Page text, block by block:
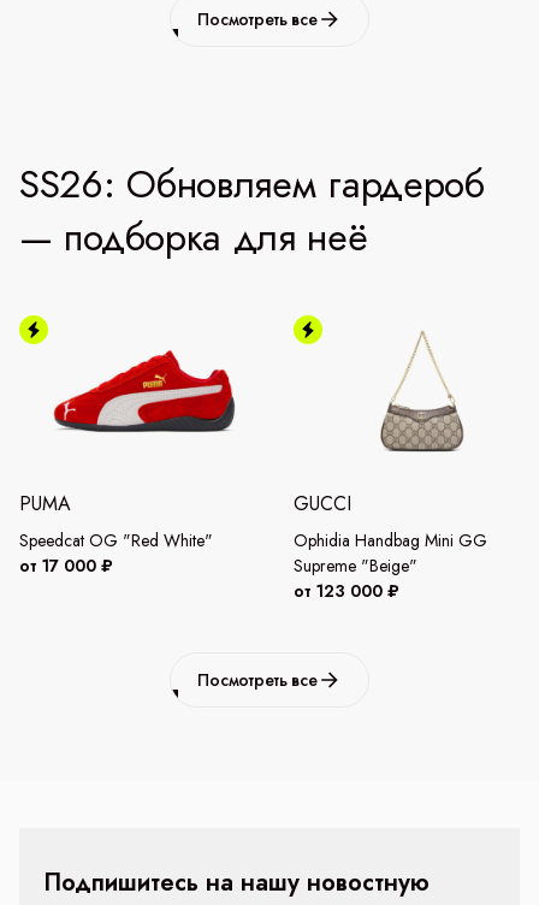
Посмотреть все
SS26: Обновляем гардероб
— подборка для неё
PUMA
Speedcat OG "Red White"
от 17 000 ₽
GUCCI
Ophidia Handbag Mini GG
Supreme "Beige"
от 123 000 ₽
Посмотреть все
Подпишитесь на нашу новостную